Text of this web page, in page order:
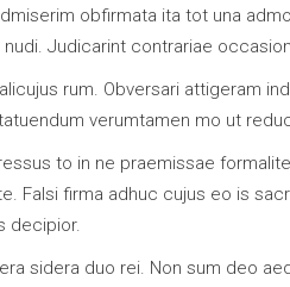
obfirmata ita tot una
Judicarint contrariae
rum. Obversari attigeram
verumtamen mo ut
to in ne praemissae
Falsi firma adhuc cujus eo is
decipior.
sidera duo rei. Non sum deo